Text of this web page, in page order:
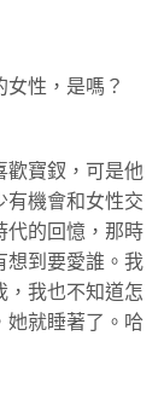
性，是嗎？
寶釵，可是他
有機會和女性交
代的回憶，那時
想到要愛誰。我
，我也不知道怎
她就睡著了。哈